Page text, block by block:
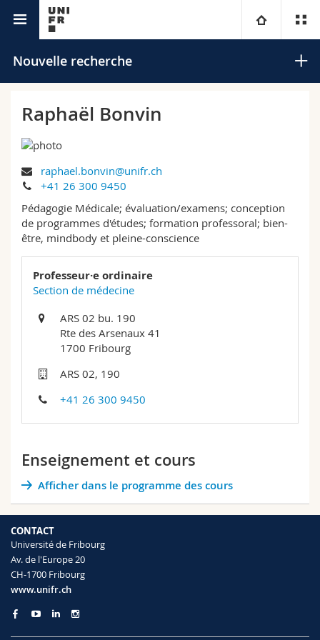
Université
Campus
Recherche
Université
Droit
Sciences économiques et sociales et management
Sciences de l'éducation et de la formation
Sciences et médecine
Interfacultaire
Vous êtes
Futurs étudiants
Etudiants
Médias
Chercheurs
Collaborateurs
Doctorants
Ressources
Annuaire du personnel
Plan d'accès
Bibliothèques
Webmail
Programme des cours
MyUnifr
Nouvelle recherche
Rechercher
Recherche avancée
Raphaël Bonvin
raphael.bonvin@unifr.ch
+41 26 300 9450
Pédagogie Médicale; évaluation/examens; conception
de programmes d'études; formation professoral; bien-
être, mindbody et pleine-conscience
Professeur·e ordinaire
Section de médecine
ARS 02 bu. 190
Rte des Arsenaux 41
1700 Fribourg
ARS 02, 190
+41 26 300 9450
Enseignement et cours
Afficher dans le programme des cours
CONTACT
Université de Fribourg
Av. de l'Europe 20
CH-1700 Fribourg
www.unifr.ch